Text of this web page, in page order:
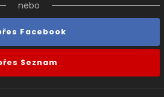
nebo
Facebook
Seznam